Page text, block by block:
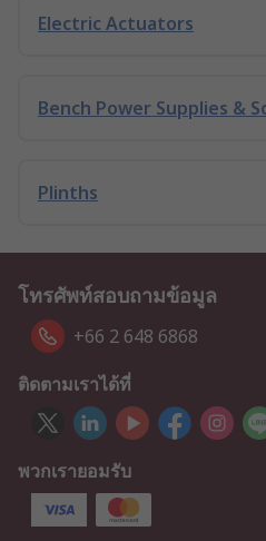
Electric Actuators
Bench Power Supplies &
Plinths
โทรศัพท์สอบถามข้อมูล
+66 2 648 6868
ติดตามเราได้ที่
พวกเรายอมรับ